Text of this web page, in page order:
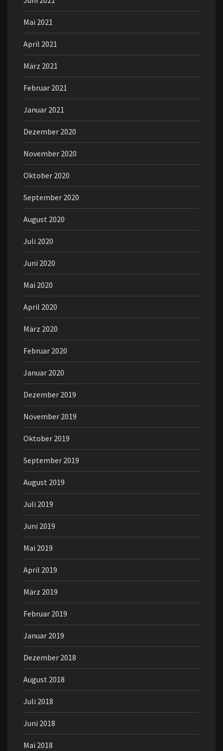
Mai 2021
April 2021
März 2021
Februar 2021
Januar 2021
Dezember 2020
November 2020
Oktober 2020
September 2020
August 2020
Juli 2020
Juni 2020
Mai 2020
April 2020
März 2020
Februar 2020
Januar 2020
Dezember 2019
November 2019
Oktober 2019
September 2019
August 2019
Juli 2019
Juni 2019
Mai 2019
April 2019
März 2019
Februar 2019
Januar 2019
Dezember 2018
August 2018
Juli 2018
Juni 2018
Mai 2018